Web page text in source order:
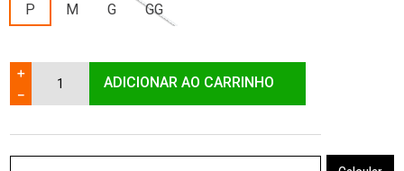
P M G GG
＋
－
ADICIONAR AO CARRINHO